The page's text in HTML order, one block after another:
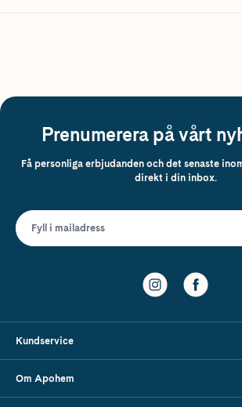
Prenumerera på vårt
Få personliga erbjudanden och det senaste
direkt i din inbox.
Fyll i mailadress
Kundservice
Om Apohem